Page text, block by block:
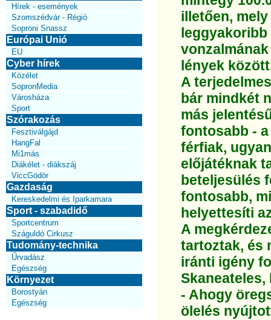
Hírek - események
Szomszédvár - Régió
Soproni Snassz
Európai Unió
EU
Cyber hírek
Közélet
SopronMedia
Városháza
Sport
Szórakozás
Fesztiválgájd
HangFal
Mi1más
Diákélet - diákszáj
ViccGödör
Gazdaság
Kereskedelmi és Iparkamara
Sport - szabadidő
Sportcentrum
Száguldó Cirkusz
Tudomány-technika
Űrvadász
Egészség
Környezet
Borostyán
Egészség
illetően,
leggyakoribb
lények
A
bár mindkét
más
fontosabb -
férfiak,
előjátéknak
beteljesülés
fontosabb,
helyettesíti
A
tartoztak, és
iránti igény
Skaneateles,
- Ahogy
ölelés